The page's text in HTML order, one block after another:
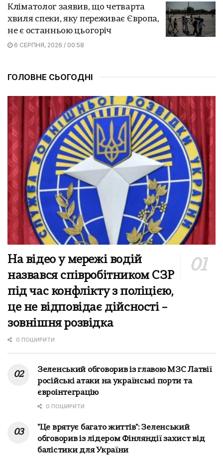
Кліматолог заявив, що четварта
хвиля спеки, яку переживає Європа,
не є останньою цьогоріч
6 СЕРПНЯ, 2026 / 00:58
ГОЛОВНЕ СЬОГОДНІ
На відео у мережі водій
назвався співробітником СЗР
під час конфлікту з поліцією,
це не відповідає дійсності –
зовнішня розвідка
0 ПОШИРИТИ
Зеленський обговорив із главою МЗС Латвії
російські атаки на українські порти та
євроінтеграцію
0 ПОШИРИТИ
"Це врятує багато життів": Зеленський
обговорив із лідером Фінляндії захист від
балістики для України